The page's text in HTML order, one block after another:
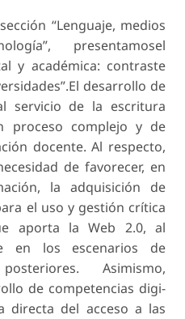
“Lenguaje, medios
presentamosel
y académica: contraste
desarrollo de
servicio de la escritura
proceso complejo y de
docente. Al respecto,
de favorecer, en
la adquisición de
el uso y gestión crítica
aporta la Web 2.0, al
en los escenarios de
Asimismo,
de competencias digi-
directa del acceso a las